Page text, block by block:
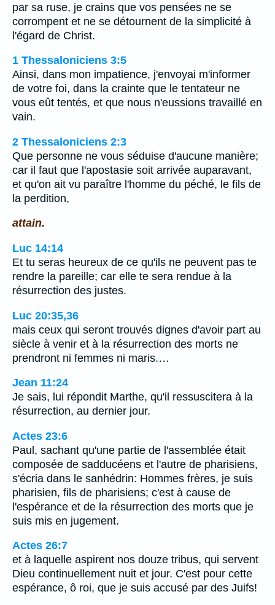
par sa ruse, je crains que vos pensées ne se
corrompent et ne se détournent de la simplicité à
l'égard de Christ.
1 Thessaloniciens 3:5
Ainsi, dans mon impatience, j'envoyai m'informer
de votre foi, dans la crainte que le tentateur ne
vous eût tentés, et que nous n'eussions travaillé en
vain.
2 Thessaloniciens 2:3
Que personne ne vous séduise d'aucune manière;
car il faut que l'apostasie soit arrivée auparavant,
et qu'on ait vu paraître l'homme du péché, le fils de
la perdition,
attain.
Luc 14:14
Et tu seras heureux de ce qu'ils ne peuvent pas te
rendre la pareille; car elle te sera rendue à la
résurrection des justes.
Luc 20:35,36
mais ceux qui seront trouvés dignes d'avoir part au
siècle à venir et à la résurrection des morts ne
prendront ni femmes ni maris.…
Jean 11:24
Je sais, lui répondit Marthe, qu'il ressuscitera à la
résurrection, au dernier jour.
Actes 23:6
Paul, sachant qu'une partie de l'assemblée était
composée de sadducéens et l'autre de pharisiens,
s'écria dans le sanhédrin: Hommes frères, je suis
pharisien, fils de pharisiens; c'est à cause de
l'espérance et de la résurrection des morts que je
suis mis en jugement.
Actes 26:7
et à laquelle aspirent nos douze tribus, qui servent
Dieu continuellement nuit et jour. C'est pour cette
espérance, ô roi, que je suis accusé par des Juifs!